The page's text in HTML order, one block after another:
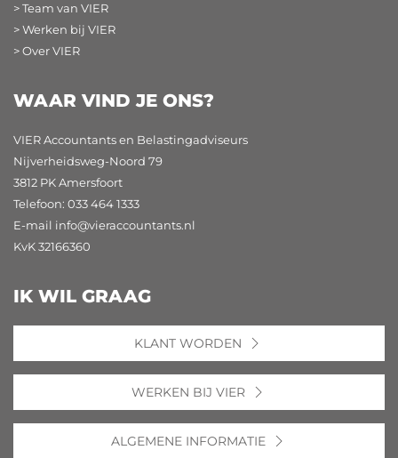
> Team van VIER
> Werken bij VIER
> Over VIER
WAAR VIND JE ONS?
VIER Accountants en Belastingadviseurs
Nijverheidsweg-Noord 79
3812 PK Amersfoort
Telefoon: 033 464 1333
E-mail info@vieraccountants.nl
KvK 32166360
IK WIL GRAAG
KLANT WORDEN
WERKEN BIJ VIER
ALGEMENE INFORMATIE